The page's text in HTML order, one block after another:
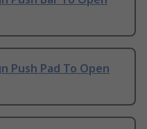
Push Pad To Open